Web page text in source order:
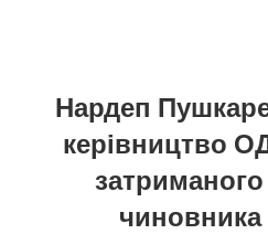
Нардеп
керівництво
чиновника